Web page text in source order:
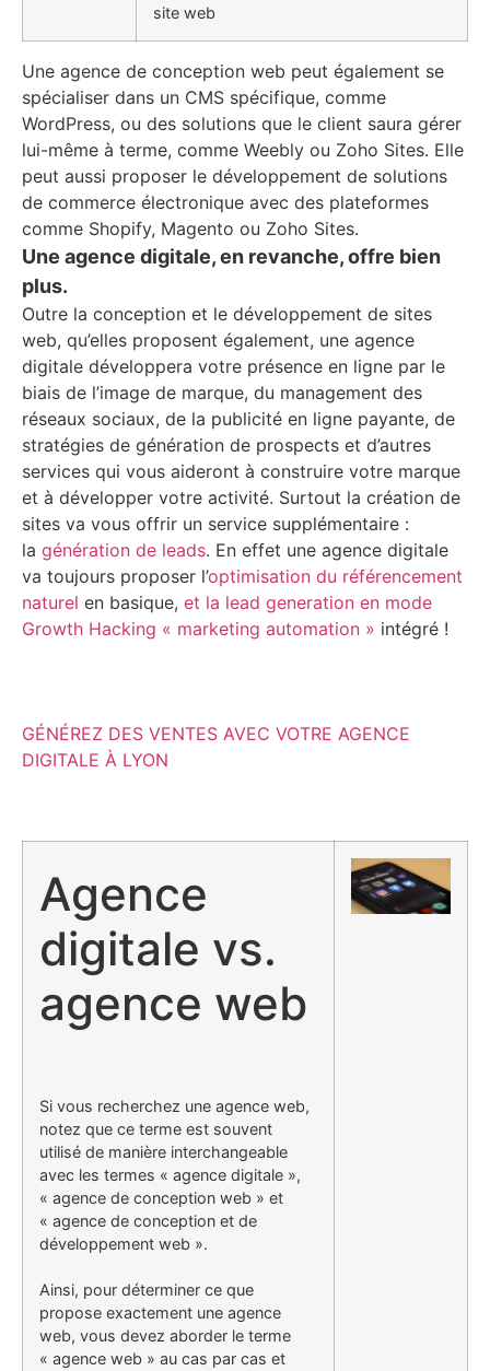
site web
Une agence de conception web peut également se
spécialiser dans un CMS spécifique, comme
WordPress, ou des solutions que le client saura gérer
lui-même à terme, comme Weebly ou Zoho Sites. Elle
peut aussi proposer le développement de solutions
de commerce électronique avec des plateformes
comme Shopify, Magento ou Zoho Sites.
Une agence digitale, en revanche, offre bien
plus.
Outre la conception et le développement de sites
web, qu’elles proposent également, une agence
digitale développera votre présence en ligne par le
biais de l’image de marque, du management des
réseaux sociaux, de la publicité en ligne payante, de
stratégies de génération de prospects et d’autres
services qui vous aideront à construire votre marque
et à développer votre activité. Surtout la création de
sites va vous offrir un service supplémentaire :
la génération de leads. En effet une agence digitale
va toujours proposer l’optimisation du référencement
naturel en basique, et la lead generation en mode
Growth Hacking « marketing automation » intégré !
GÉNÉREZ DES VENTES AVEC VOTRE AGENCE
DIGITALE À LYON
Agence
digitale vs.
agence web
Si vous recherchez une agence web,
notez que ce terme est souvent
utilisé de manière interchangeable
avec les termes « agence digitale »,
« agence de conception web » et
« agence de conception et de
développement web ».
Ainsi, pour déterminer ce que
propose exactement une agence
web, vous devez aborder le terme
« agence web » au cas par cas et